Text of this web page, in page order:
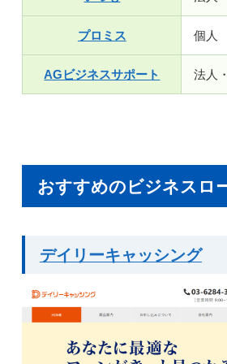
プロミス 個人
AGビジネスサポート 法人
おすすめのビジネスロ
デイリーキャッシング